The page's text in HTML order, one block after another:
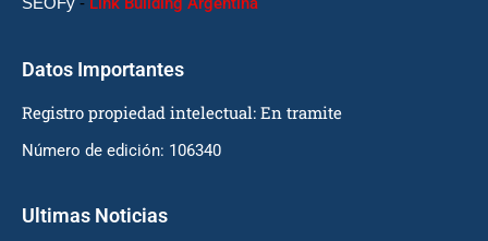
Datos Importantes
Registro propiedad intelectual: En tramite
Número de edición: 106340
Ultimas Noticias